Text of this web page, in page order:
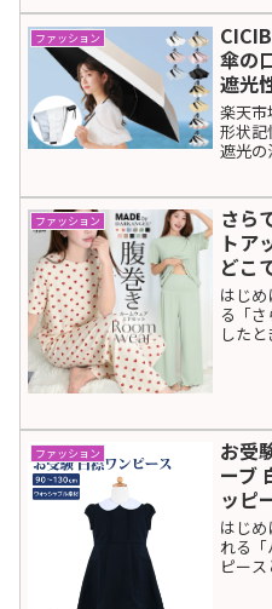
た。
チェッ
ファッション
傘の
遮光
さず
楽天市
形状
遮光の
対策に
さい。
ファッション
さら
トア
どこ
はじ
る「
した
ファッション
お受
ーブ
ッピ
最安
はじ
れる
ピー